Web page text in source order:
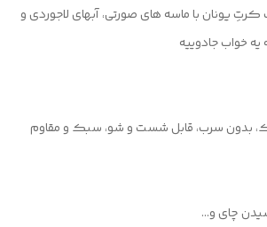
یونان با ماسه های صورتی، آبهای لاجوردی و
خواب جادوییه
بدون سرب، قابل شست و شو، سبک و مقاوم
چای و...